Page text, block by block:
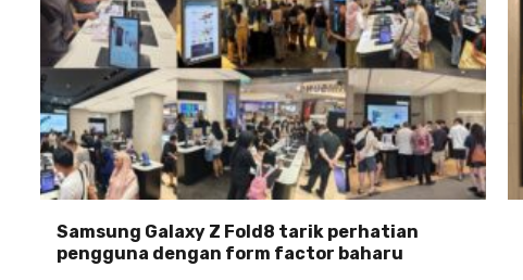
Samsung Galaxy Z Fold8 tarik perhatian
pengguna dengan form factor baharu